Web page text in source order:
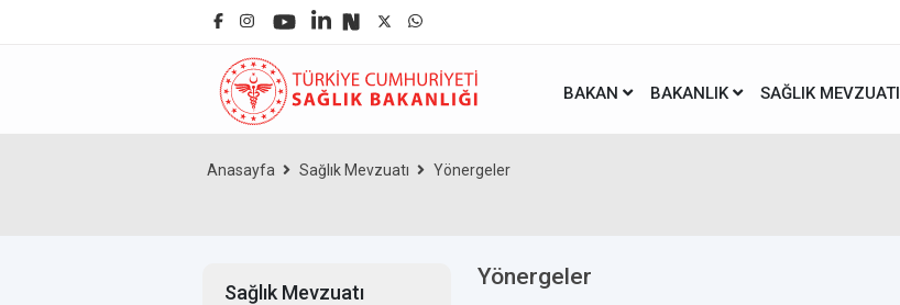
BAKAN BAKANLIK SAĞLIK MEVZUATI
Anasayfa Sağlık Mevzuatı Yönergeler
Sağlık Mevzuatı
Yönergeler